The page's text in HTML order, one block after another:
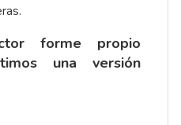
forme propio
una versión